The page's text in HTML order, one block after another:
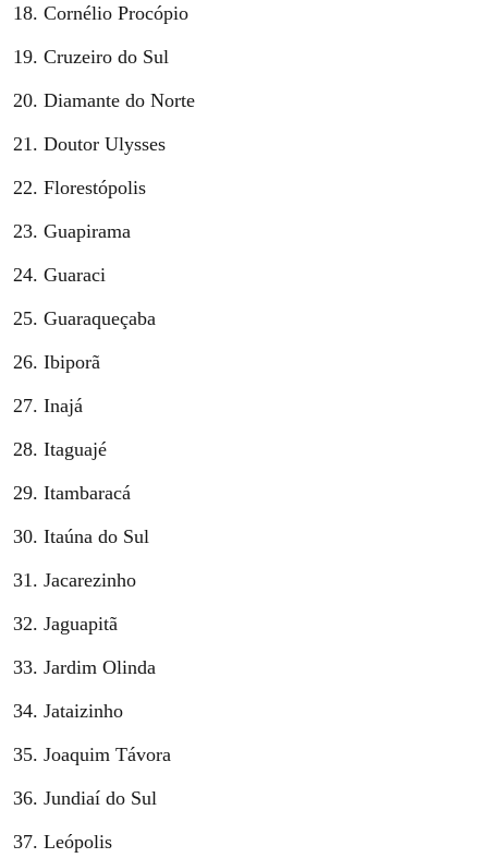
Cornélio Procópio
Cruzeiro do Sul
Diamante do Norte
Doutor Ulysses
Florestópolis
Guapirama
Guaraci
Guaraqueçaba
Ibiporã
Inajá
Itaguajé
Itambaracá
Itaúna do Sul
Jacarezinho
Jaguapitã
Jardim Olinda
Jataizinho
Joaquim Távora
Jundiaí do Sul
Leópolis